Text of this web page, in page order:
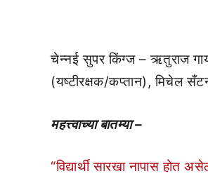
चेन्नई सुपर किंग्ज – ऋतुराज
(यष्टीरक्षक/कप्तान), मिचेल
महत्त्वाच्या बातम्या –
“विद्यार्थी सारखा नापास होत